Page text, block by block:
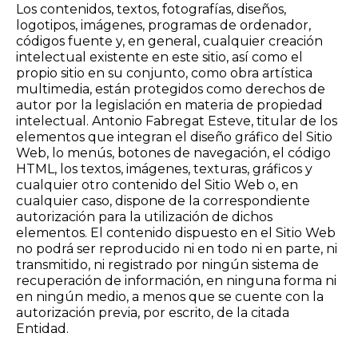
Los contenidos, textos, fotografías, diseños,
logotipos, imágenes, programas de ordenador,
códigos fuente y, en general, cualquier creación
intelectual existente en este sitio, así como el
propio sitio en su conjunto, como obra artística
multimedia, están protegidos como derechos de
autor por la legislación en materia de propiedad
intelectual. Antonio Fabregat Esteve, titular de los
elementos que integran el diseño gráfico del Sitio
Web, lo menús, botones de navegación, el código
HTML, los textos, imágenes, texturas, gráficos y
cualquier otro contenido del Sitio Web o, en
cualquier caso, dispone de la correspondiente
autorización para la utilización de dichos
elementos. El contenido dispuesto en el Sitio Web
no podrá ser reproducido ni en todo ni en parte, ni
transmitido, ni registrado por ningún sistema de
recuperación de información, en ninguna forma ni
en ningún medio, a menos que se cuente con la
autorización previa, por escrito, de la citada
Entidad.